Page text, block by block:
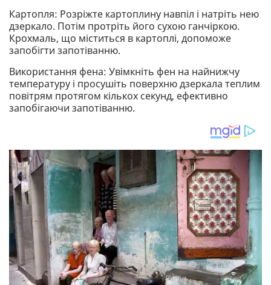
Картопля: Розріжте картоплину навпіл і натріть нею
дзеркало. Потім протріть його сухою ганчіркою.
Крохмаль, що міститься в картоплі, допоможе
запобігти запотіванню.
Використання фена: Увімкніть фен на найнижчу
температуру і просушіть поверхню дзеркала теплим
повітрям протягом кількох секунд, ефективно
запобігаючи запотіванню.